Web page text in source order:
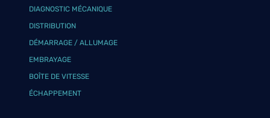
DIAGNOSTIC MÉCANIQUE
DISTRIBUTION
DÉMARRAGE / ALLUMAGE
EMBRAYAGE
BOÎTE DE VITESSE
ÉCHAPPEMENT